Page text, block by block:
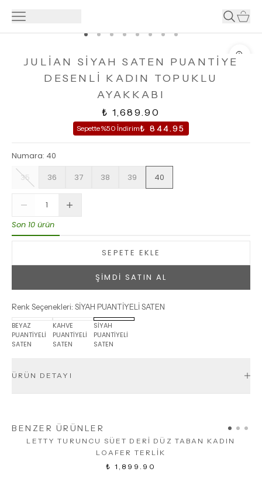
JULİAN SİYAH SATEN PUANTİYE
DESENLİ KADIN TOPUKLU
AYAKKABI
₺ 1,689.90
Sepette %50 İndirim₺ 844.95
Numara: 40
35
36 37 38 39 40
Son 10 ürün
SEPETE EKLE
ŞİMDİ SATIN AL
Renk Seçenekleri: SİYAH PUANTİYELİ SATEN
BEYAZ
PUANTİYELİ
SATEN
KAHVE
PUANTİYELİ
SATEN
SİYAH
PUANTİYELİ
SATEN
ÜRÜN DETAYI
BENZER ÜRÜNLER
LETTY TURUNCU SÜET DERİ DÜZ TABAN KADIN
LOAFER TERLİK
₺ 1,899.90